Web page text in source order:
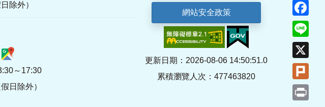
除外）
～17:30
日除外）
網站安全政策
更新日期：2026-08-06 14:50:51.0
累積瀏覽人次：477463820